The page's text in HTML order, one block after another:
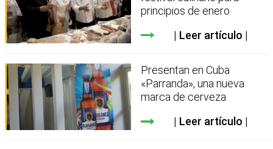
principios de enero
Leer artículo
Presentan en Cuba
«Parranda», una nueva
marca de cerveza
Leer artículo